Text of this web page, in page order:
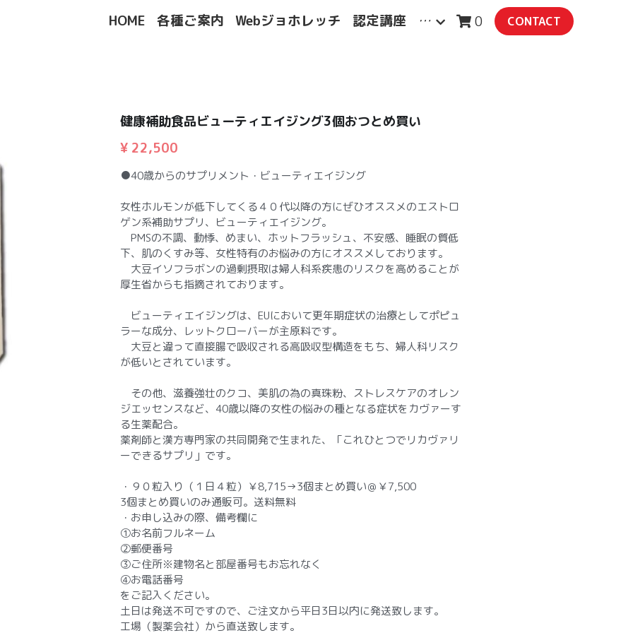
HOME 各種ご案内 Webジョホレッチ 認定講座 … 0 CONTACT
健康補助食品ビューティエイジング3個おつとめ買い
¥ 22,500
●40歳からのサプリメント・ビューティエイジング
女性ホルモンが低下してくる４０代以降の方にぜひオススメのエストロ
ゲン系補助サプリ、ビューティエイジング。
PMSの不調、動悸、めまい、ホットフラッシュ、不安感、睡眠の質低
下、肌のくすみ等、女性特有のお悩みの方にオススメしております。
大豆イソフラボンの過剰摂取は婦人科系疾患のリスクを高めることが
厚生省からも指摘されております。
ビューティエイジングは、EUにおいて更年期症状の治療としてポピュ
ラーな成分、レットクローバーが主原料です。
大豆と違って直接腸で吸収される高吸収型構造をもち、婦人科リスク
が低いとされています。
その他、滋養強壮のクコ、美肌の為の真珠粉、ストレスケアのオレン
ジエッセンスなど、40歳以降の女性の悩みの種となる症状をカヴァーす
る生薬配合。
薬剤師と漢方専門家の共同開発で生まれた、「これひとつでリカヴァリ
ーできるサプリ」です。
・９０粒入り（１日４粒）￥8,715→3個まとめ買い＠￥7,500
3個まとめ買いのみ通販可。送料無料
・お申し込みの際、備考欄に
①お名前フルネーム
②郵便番号
③ご住所※建物名と部屋番号もお忘れなく
④お電話番号
をご記入ください。
土日は発送不可ですので、ご注文から平日3日以内に発送致します。
工場（製薬会社）から直送致します。